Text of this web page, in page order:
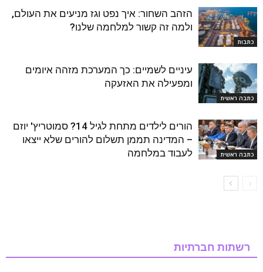
כתבות
הזהב השחור: איך נפט וגז מניעים את העולם,
ולמה זה קשור למלחמה שלנו?
כתבה ראשית
עיניים לשמיים: כך המערכת מזהה איומים
ומפעילה את האזעקה
כתבה ראשית
הורים לילדים מתחת לגיל 14? סמוטריץ' יוזם
– המדינה תממן תשלום להורים שלא ייצאו
לעבוד במלחמה
רשתות חברתיות